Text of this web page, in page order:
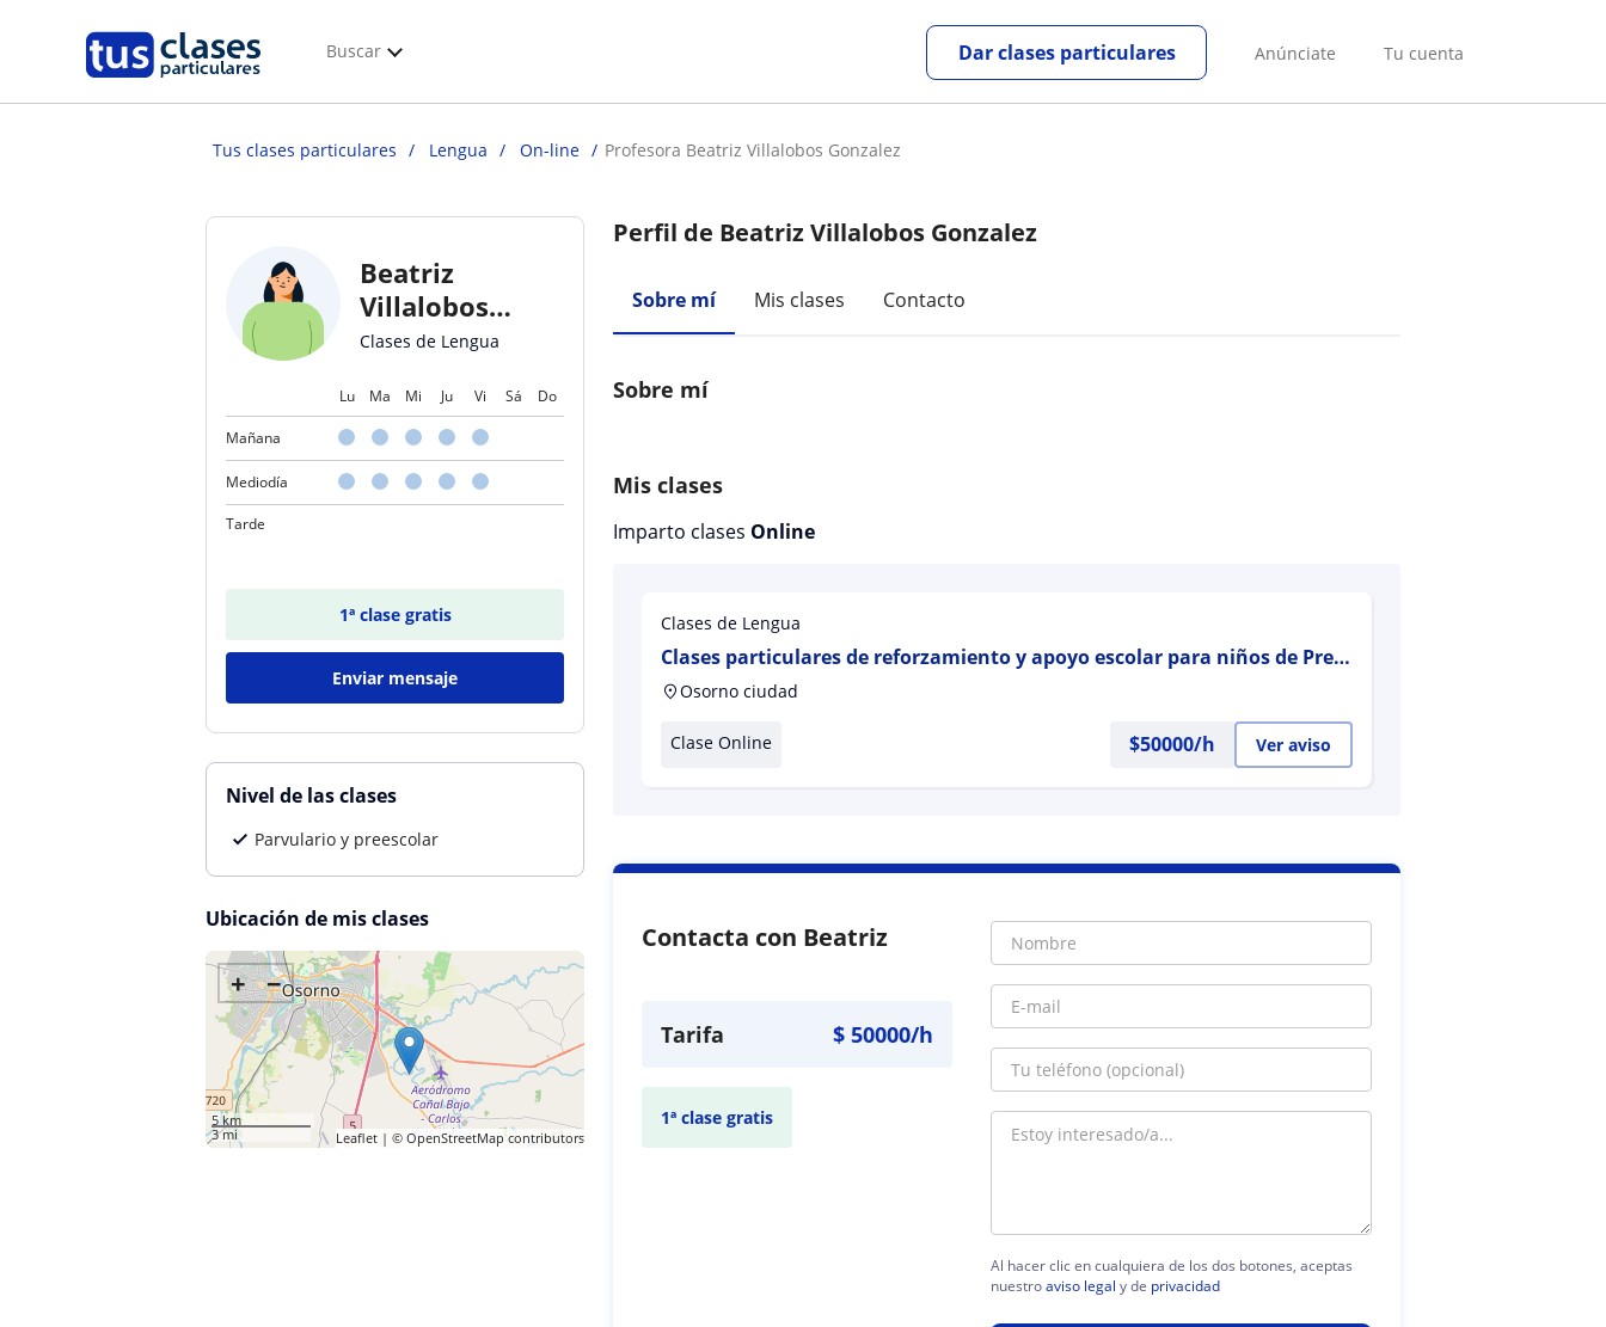
Buscar Anúnciate Tu cuenta
Dar clases particulares
Tus clases particulares Lengua On-line Profesora Beatriz Villalobos Gonzalez
Beatriz
Villalobos
Gonzalez
Clases de Lengua
Lu Ma Mi Ju Vi Sá Do
Mañana
Mediodía
Tarde
1ª clase gratis
Enviar mensaje
Nivel de las clases
Parvulario y preescolar
Ubicación de mis clases
+ −
5 km
3 mi
Leaflet | ©OpenStreetMap contributors
Perfil de Beatriz Villalobos Gonzalez
Sobre mí Mis clases Contacto
Sobre mí
Mis clases
Imparto clases Online
Clases de Lengua
Clases particulares de reforzamiento y apoyo escolar para niños de Pre
Kínder hasta segundo básico
Osorno ciudad
Clase Online $50000/h Ver aviso
Contacta con Beatriz
Tarifa $50000/h
1ª clase gratis
Al hacer clic en cualquiera de los dos botones, aceptas
nuestroaviso legal y de privacidad